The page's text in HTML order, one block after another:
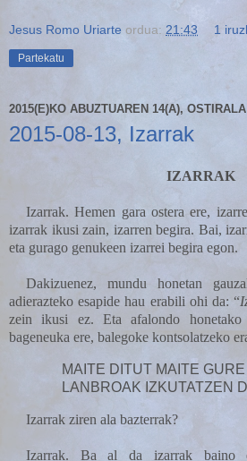
Jesus Romo Uriarte ordua: 21:43 1
Partekatu
2015(E)KO ABUZTUAREN 14(A), OSTIRALA
2015-08-13, Izarrak
IZARRAK
Izarrak. Hemen gara ostera ere,
izarrak ikusi zain, izarren begira. Bai,
eta gurago genukeen izarrei begira egon.
Dakizuenez, mundu honetan
adierazteko esapide hau erabili ohi da: “
zein ikusi ez. Eta afalondo honetako
bageneuka ere, balegoke kontsolatzeko
MAITE DITUT MAITE
LANBROAK IZKUTATZEN
Izarrak ziren ala bazterrak?
Izarrak. Ba al da izarrak baino